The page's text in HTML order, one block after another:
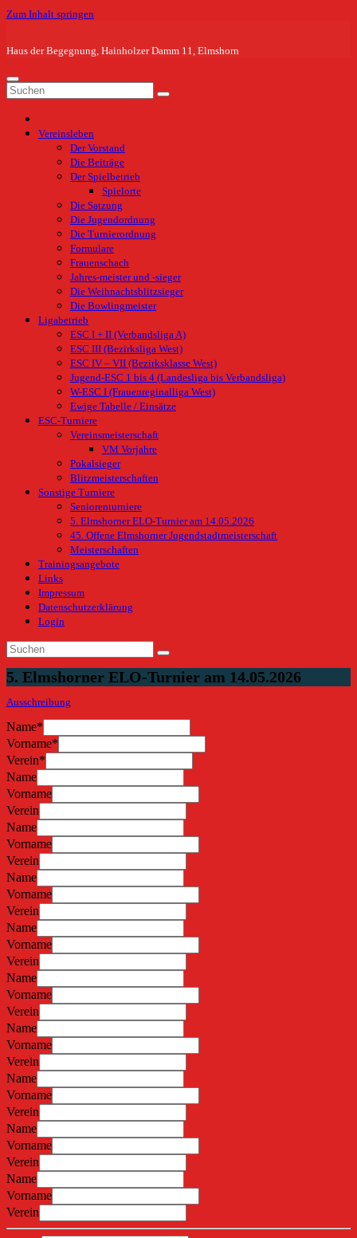
Zum Inhalt springen
Haus der Begegnung, Hainholzer Damm 11, Elmshorn
Vereinsleben
Der Vorstand
Die Beiträge
Der Spielbetrieb
Spielorte
Die Satzung
Die Jugendordnung
Die Turnierordnung
Formulare
Frauenschach
Jahres-meister und -sieger
Die Weihnachtsblitzsieger
Die Bowlingmeister
Ligabetrieb
ESC I + II (Verbandsliga A)
ESC III (Bezirksliga West)
ESC IV – VII (Bezirksklasse West)
Jugend-ESC 1 bis 4 (Landesliga bis Verbandsliga)
W-ESC I (Frauenreginalliga West)
Ewige Tabelle / Einsätze
ESC-Turniere
Vereinsmeisterschaft
VM Vorjahre
Pokalsieger
Blitzmeisterschaften
Sonstige Turniere
Seniorenturniere
5. Elmshorner ELO-Turnier am 14.05.2026
45. Offene Elmshorner Jugendstadtmeisterschaft
Meisterschaften
Trainingsangebote
Links
Impressum
Datenschutzerklärung
Login
5. Elmshorner ELO-Turnier am 14.05.2026
Ausschreibung
Name*
Vorname*
Verein*
Name
Vorname
Verein
Name
Vorname
Verein
Name
Vorname
Verein
Name
Vorname
Verein
Name
Vorname
Verein
Name
Vorname
Verein
Name
Vorname
Verein
Name
Vorname
Verein
Name
Vorname
Verein